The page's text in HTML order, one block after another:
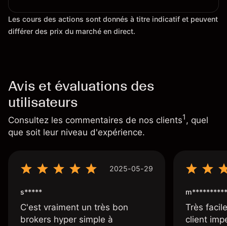
Les cours des actions sont donnés à titre indicatif et peuvent
différer des prix du marché en direct.
Avis et évaluations des
utilisateurs
Consultez les commentaires de nos clients1, quel
que soit leur niveau d'expérience.
2025-05-29
s*****
C'est vraiment un très bon
brokers hyper simple à
m**********
Très
client